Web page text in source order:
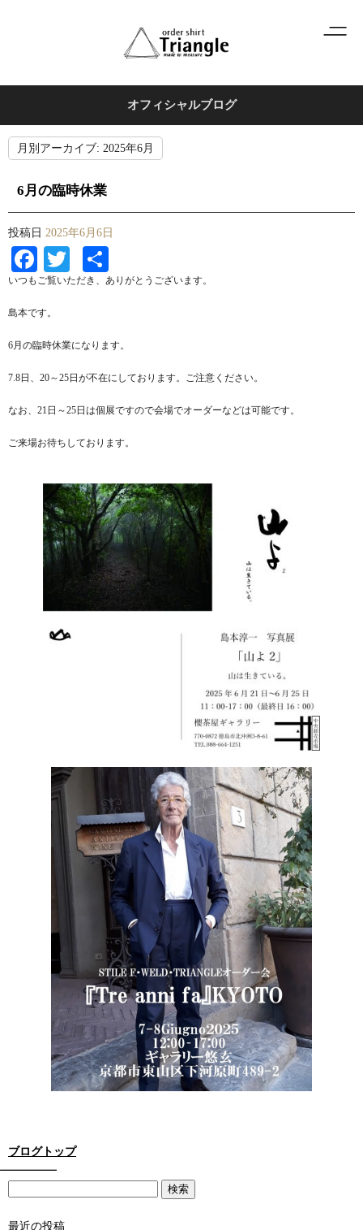
オフィシャルブログ
月別アーカイブ: 2025年6月
6月の臨時休業
投稿日 2025年6月6日
Facebook
Twitter
有
いつもご覧いただき、ありがとうございます。
島本です。
6月の臨時休業になります。
7.8日、20～25日が不在にしております。ご注意ください。
なお、21日～25日は個展ですので会場でオーダーなどは可能です。
ご来場お待ちしております。
ブログトップ
最近の投稿